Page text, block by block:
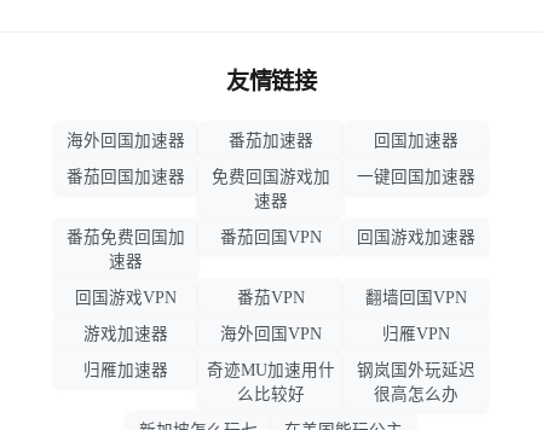
友情链接
海外回国加速器 番茄加速器
回国加速器
番茄回国加速器
免费回国游戏加
速器
一键回国加速器
番茄免费回国加
速器
番茄回国VPN 回国游戏加速器
回国游戏VPN 番茄VPN
翻墙回国VPN
游戏加速器
海外回国VPN
归雁VPN
归雁加速器
奇迹MU加速用什
么比较好
钢岚国外玩延迟
很高怎么办